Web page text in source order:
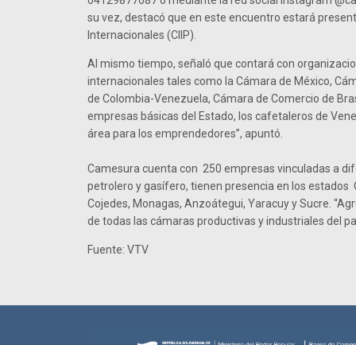
su vez, destacó que en este encuentro estará
Internacionales (CIIP).
Al mismo tiempo, señaló que contará con
internacionales tales como la Cámara de México,
de Colombia-Venezuela, Cámara de Comercio de
empresas básicas del Estado, los cafetaleros de
área para los emprendedores”, apuntó.
Camesura cuenta con 250 empresas vinculadas a
petrolero y gasífero, tienen presencia en los estados
Cojedes, Monagas, Anzoátegui, Yaracuy y Sucre.
de todas las cámaras productivas y industriales del
Fuente: VTV